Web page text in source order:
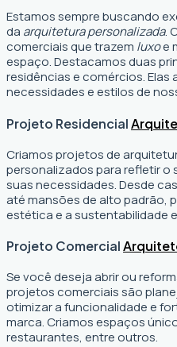
Estamos sempre buscando
da arquitetura personalizada.
comerciais que trazem luxoe
espaço. Destacamos duas
residências e comércios. Elas
necessidades e estilos de
Projeto Residencial
Criamos projetos de
personalizados para refletir o
suas necessidades. Desde
até mansões de alto padrão,
estética e a sustentabilidade
Projeto Comercial
Se você deseja abrir ou
projetos comerciais são
otimizar a funcionalidade e
marca. Criamos espaços
restaurantes, entre outros.